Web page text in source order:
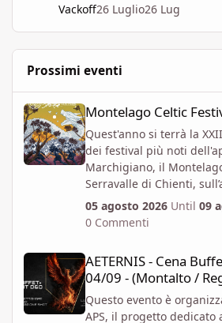
Vackoff26 Luglio26 Lug
Prossimi eventi
Montelago Celtic Festival - XXIII edizione
Montelago Celtic
Quest'anno si terrà la
dei festival più noti
Marchigiano, il
Serravalle di Chienti,
Colfiorito in provincia di
https://
tantochè I biglietti
permettono l'accesso per
consecutivi. E' attiva la
Offer, che mette a
05 agosto 2026 Until 09
0 Commenti
AETERNIS - Cena Buffet + One Shot
AETERNIS - Cena
04/09 - (Montalto /
Questo evento è
APS, il progetto dedicato